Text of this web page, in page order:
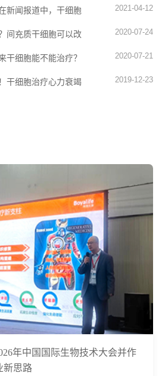
新闻报道中，干细胞
2021-04-12
间充质干细胞可以改
2020-07-24
干细胞能不能治疗？ 2020-07-21
干细胞治疗心力衰竭
2019-12-23
年中国国际生物技术大会并作
新思路